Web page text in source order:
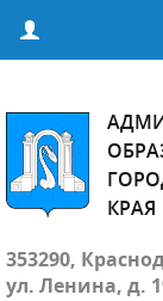
КРАЯ
353290,
ул. Ленина, д.